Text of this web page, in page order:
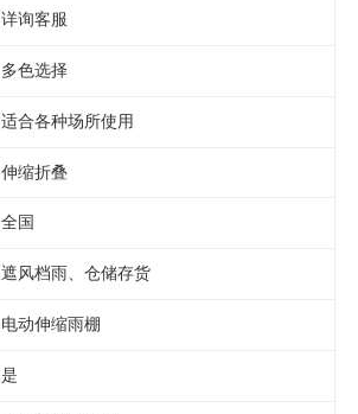
详询客服
多色选择
适合各种场所使用
伸缩折叠
全国
遮风档雨、仓储存货
电动伸缩雨棚
是